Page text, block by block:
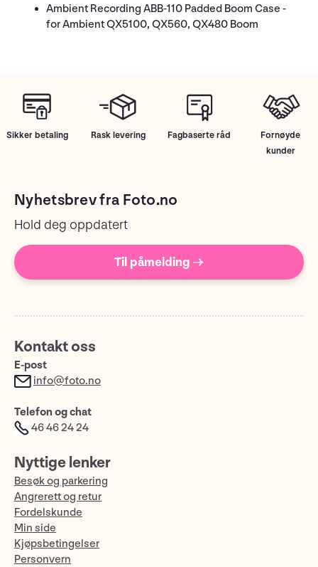
Ambient Recording ABB-110 Padded Boom Case -
for Ambient QX5100, QX560, QX480 Boom
Sikker betaling Rask levering Fagbaserte råd
Fornøyde
kunder
Nyhetsbrev fra Foto.no
Hold deg oppdatert
Til påmelding →
Kontakt oss
E-post
info@foto.no
Telefon og chat
46 46 24 24
Nyttige lenker
Besøk og parkering
Angrerett og retur
Fordelskunde
Min side
Kjøpsbetingelser
Personvern